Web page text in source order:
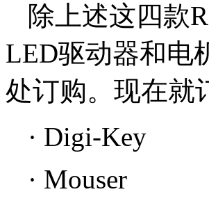
除上述这四款
LED驱动器和电
处订购。现在就
· Digi-Key
· Mouser